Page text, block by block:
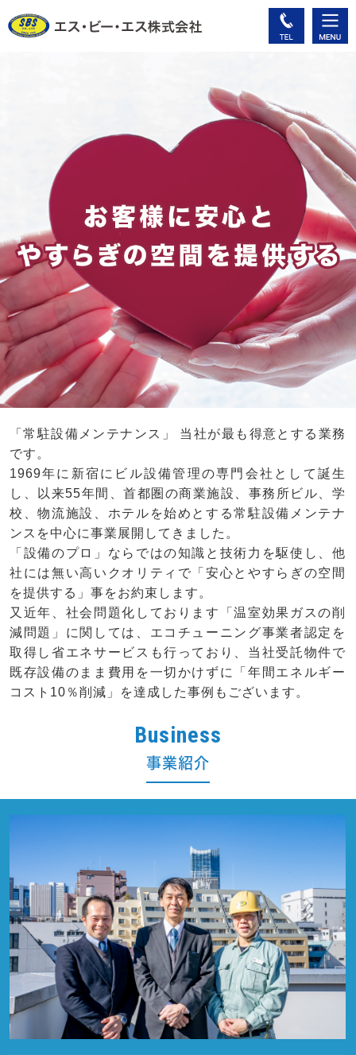
「常駐設備メンテナンス」 当社が最も得意とする業務
です。
1969年に新宿にビル設備管理の専門会社として誕生
し、以来55年間、首都圏の商業施設、事務所ビル、学
校、物流施設、ホテルを始めとする常駐設備メンテナ
ンスを中心に事業展開してきました。
「設備のプロ」ならではの知識と技術力を駆使し、他
社には無い高いクオリティで「安心とやすらぎの空間
を提供する」事をお約束します。
又近年、社会問題化しております「温室効果ガスの削
減問題」に関しては、エコチューニング事業者認定を
取得し省エネサービスも行っており、当社受託物件で
既存設備のまま費用を一切かけずに「年間エネルギー
コスト10％削減」を達成した事例もございます。
Business
事業紹介